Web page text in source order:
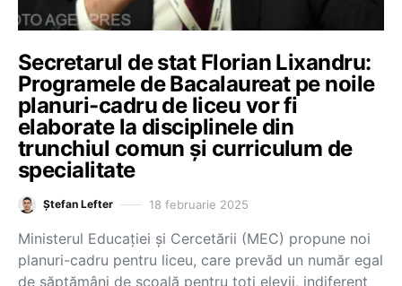
Secretarul de stat Florian Lixandru:
Programele de Bacalaureat pe noile
planuri-cadru de liceu vor fi
elaborate la disciplinele din
trunchiul comun și curriculum de
specialitate
Ștefan Lefter 18 februarie 2025
Ministerul Educației și Cercetării (MEC) propune noi
planuri-cadru pentru liceu, care prevăd un număr egal
de săptămâni de școală pentru toți elevii, indiferent